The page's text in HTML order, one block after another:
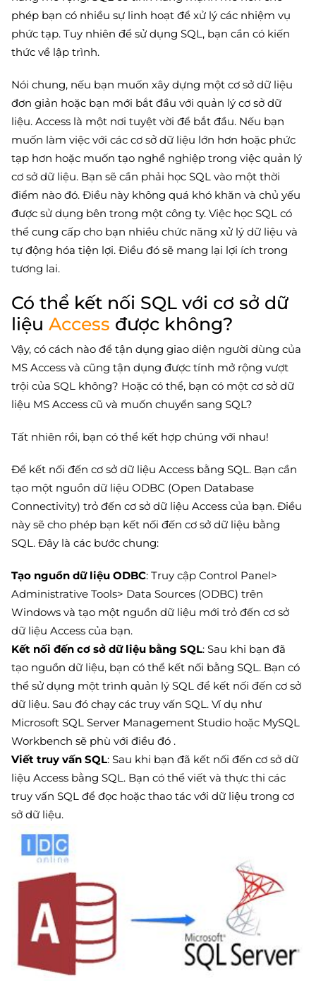
phép bạn có nhiều sự linh hoạt để xử lý các nhiệm vụ
phức tạp. Tuy nhiên để sử dụng SQL, bạn cần có kiến ​​
thức về lập trình.
Nói chung, nếu bạn muốn xây dựng một cơ sở dữ liệu
đơn giản hoặc bạn mới bắt đầu với quản lý cơ sở dữ
liệu. Access là một nơi tuyệt vời để bắt đầu. Nếu bạn
muốn làm việc với các cơ sở dữ liệu lớn hơn hoặc phức
tạp hơn hoặc muốn tạo nghề nghiệp trong việc quản lý
cơ sở dữ liệu. Bạn sẽ cần phải học SQL vào một thời
điểm nào đó. Điều này không quá khó khăn và chủ yếu
được sử dụng bên trong một công ty. Việc học SQL có
thể cung cấp cho bạn nhiều chức năng xử lý dữ liệu và
tự động hóa tiện lợi. Điều đó sẽ mang lại lợi ích trong
tương lai.
Có thể kết nối SQL với cơ sở dữ
liệuAccess được không?
Vậy, có cách nào để tận dụng giao diện người dùng của
MS Access và cũng tận dụng được tính mở rộng vượt
trội của SQL không? Hoặc có thể, bạn có một cơ sở dữ
liệu MS Access cũ và muốn chuyển sang SQL?
Tất nhiên rồi, bạn có thể kết hợp chúng với nhau!
Để kết nối đến cơ sở dữ liệu Access bằng SQL. Bạn cần
tạo một nguồn dữ liệu ODBC (Open Database
Connectivity) trỏ đến cơ sở dữ liệu Access của bạn. Điều
này sẽ cho phép bạn kết nối đến cơ sở dữ liệu bằng
SQL. Đây là các bước chung:
Tạo nguồn dữ liệu ODBC: Truy cập Control Panel>
Administrative Tools> Data Sources (ODBC) trên
Windows và tạo một nguồn dữ liệu mới trỏ đến cơ sở
dữ liệu Access của bạn.
Kết nối đến cơ sở dữ liệu bằng SQL: Sau khi bạn đã
tạo nguồn dữ liệu, bạn có thể kết nối bằng SQL. Bạn có
thể sử dụng một trình quản lý SQL để kết nối đến cơ sở
dữ liệu. Sau đó chạy các truy vấn SQL. Ví dụ như
Microsoft SQL Server Management Studio hoặc MySQL
Workbench sẽ phù với điều đó .
Viết truy vấn SQL: Sau khi bạn đã kết nối đến cơ sở dữ
liệu Access bằng SQL. Bạn có thể viết và thực thi các
truy vấn SQL để đọc hoặc thao tác với dữ liệu trong cơ
sở dữ liệu.